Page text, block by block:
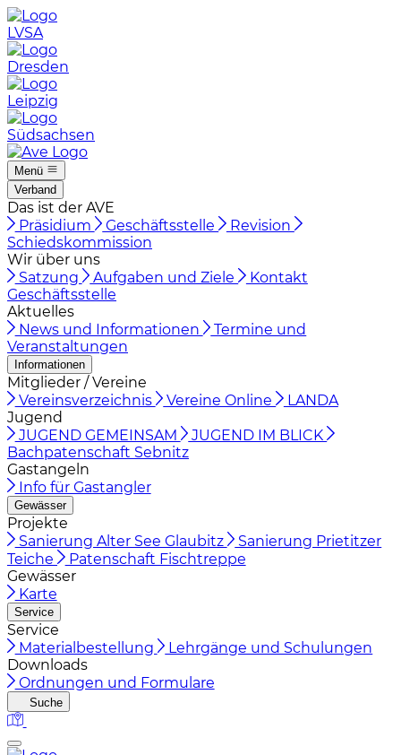
LVSA
Dresden
Leipzig
Südsachsen
Menü
Verband
Das ist der AVE
Präsidium
Geschäftsstelle Revision
Schiedskommission
Wir über uns
Satzung
Aufgaben und Ziele Kontakt
Geschäftsstelle
Aktuelles
News und Informationen
Termine und
Veranstaltungen
Informationen
Mitglieder / Vereine
Vereinsverzeichnis
Vereine Online LANDA
Jugend
JUGEND GEMEINSAM
JUGEND IM BLICK
Bachpatenschaft Sebnitz
Gastangeln
Info für Gastangler
Gewässer
Projekte
Sanierung Alter See Glaubitz
Sanierung Prietitzer
Teiche
Patenschaft Fischtreppe
Gewässer
Karte
Service
Service
Materialbestellung
Lehrgänge und Schulungen
Downloads
Ordnungen und Formulare
Suche